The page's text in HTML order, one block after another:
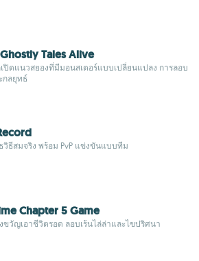
Tales Alive
เปิดแนวสยองที่มีมอนสเตอร์แบบเปลี่ยนแปลง การลอบ
กลยุทธ์
ธวิธีสมจริง พร้อม PvP แข่งขันแบบทีม
Chapter 5 Game
ขวัญเอาชีวิตรอด ลอบเร้นไล่ล่าและไขปริศนา